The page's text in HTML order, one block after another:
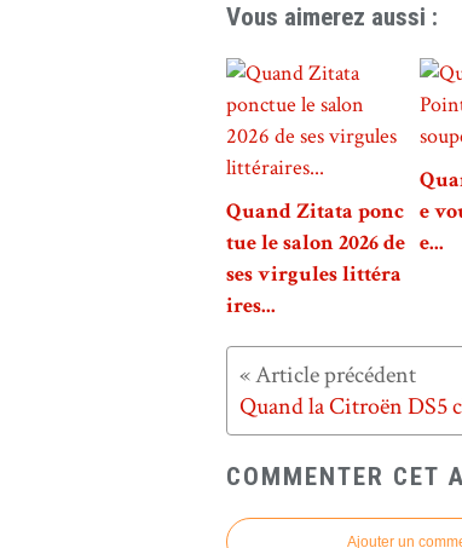
Vous aimerez aussi :
Quand Zitata ponc
tue le salon 2026 de
ses virgules littéra
ires...
e
e...
COMMENTER CET
Ajouter un